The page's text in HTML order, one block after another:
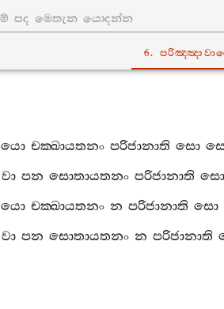
6.
යො චක‍්ඛායතනං පරිජානාති සො
වා පන සොතායතනං පරිජානාති සො
යො චක‍්ඛායතනං න පරිජානාති සො
වා පන සොතායතනං න පරිජානාති